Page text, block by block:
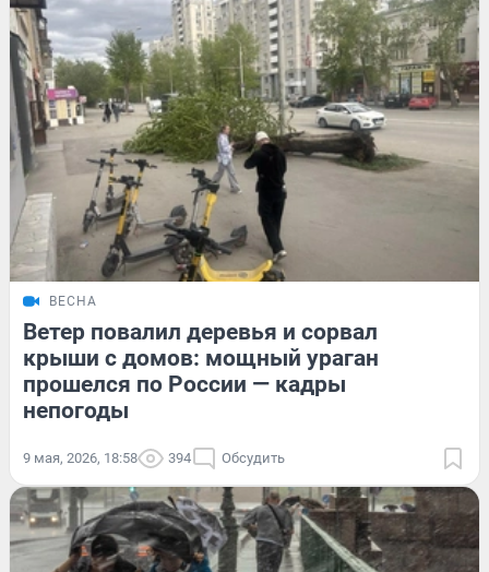
ВЕСНА
Ветер повалил деревья и сорвал
крыши с домов: мощный ураган
прошелся по России — кадры
непогоды
9 мая, 2026, 18:58 394 Обсудить